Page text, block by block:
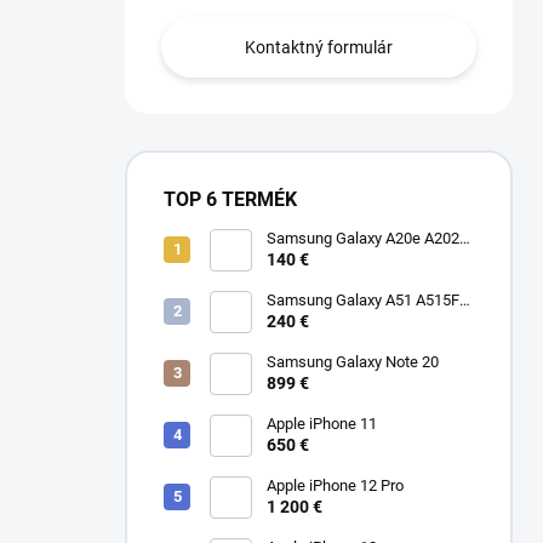
Kontaktný formulár
TOP 6 TERMÉK
Samsung Galaxy A20e A202F
Dual SIM
140 €
Samsung Galaxy A51 A515F
Dual SIM
240 €
Samsung Galaxy Note 20
899 €
Apple iPhone 11
650 €
Apple iPhone 12 Pro
1 200 €